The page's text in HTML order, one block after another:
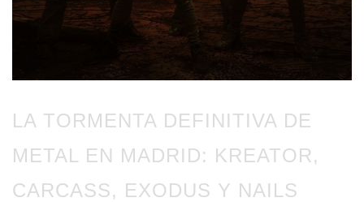
LA TORMENTA DEFINITIVA DE
METAL EN MADRID: KREATOR,
CARCASS, EXODUS Y NAILS